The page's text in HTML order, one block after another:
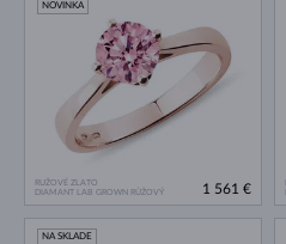
RUŽOVÉ ZLATO
DIAMANT LAB GROWN RŮŽOVÝ
NOVINKA
1 561 €
NA SKLADE